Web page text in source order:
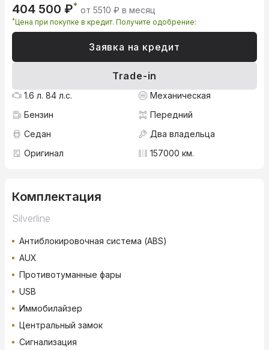
404 500 ₽* от 5510 ₽ в месяц
*Цена при покупке в кредит. Получите одобрение:
Заявка на кредит
Trade-in
1.6 л. 84 л.с.
Механическая
Бензин
Передний
Седан
Два владельца
Оригинал
157000 км.
Комплектация
Silverline
Антиблокировочная система (ABS)
AUX
Противотуманные фары
USB
Иммобилайзер
Центральный замок
Сигнализация